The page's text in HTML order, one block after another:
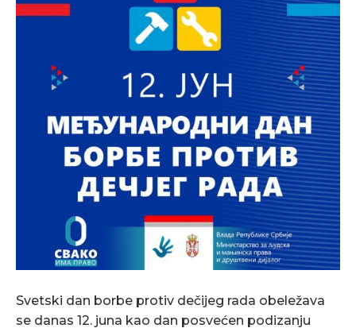
Svetski dan borbe protiv dečijeg rada obeležava
se danas 12. juna kao dan posvećen podizanju